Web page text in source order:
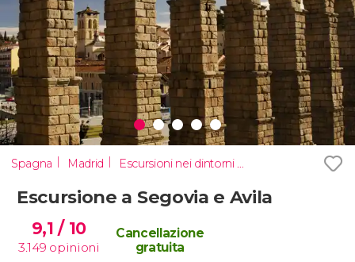
Spagna Madrid Escursioni nei dintorni di Madrid
Escursione a Segovia e Avila
9,1/ 10
3.149 opinioni
Cancellazione
gratuita